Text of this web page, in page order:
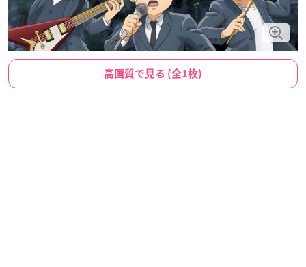
高画質で見る (全1枚)